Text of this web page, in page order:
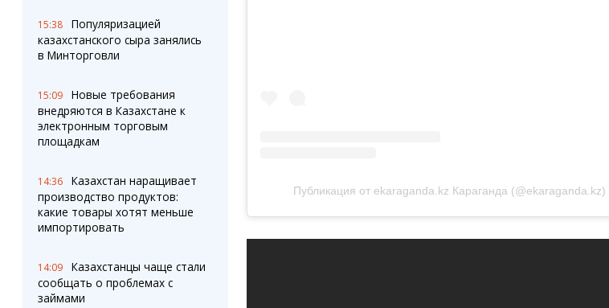
15:38
Популяризацией
казахстанского сыра занялись
в Минторговли
15:09
Новые требования
внедряются в Казахстане к
электронным торговым
площадкам
14:36
Казахстан наращивает
производство продуктов:
какие товары хотят меньше
импортировать
14:09
Казахстанцы чаще стали
сообщать о проблемах с
займами
Публикация от ekaraganda.kz Караганда (@ekaraganda.kz)